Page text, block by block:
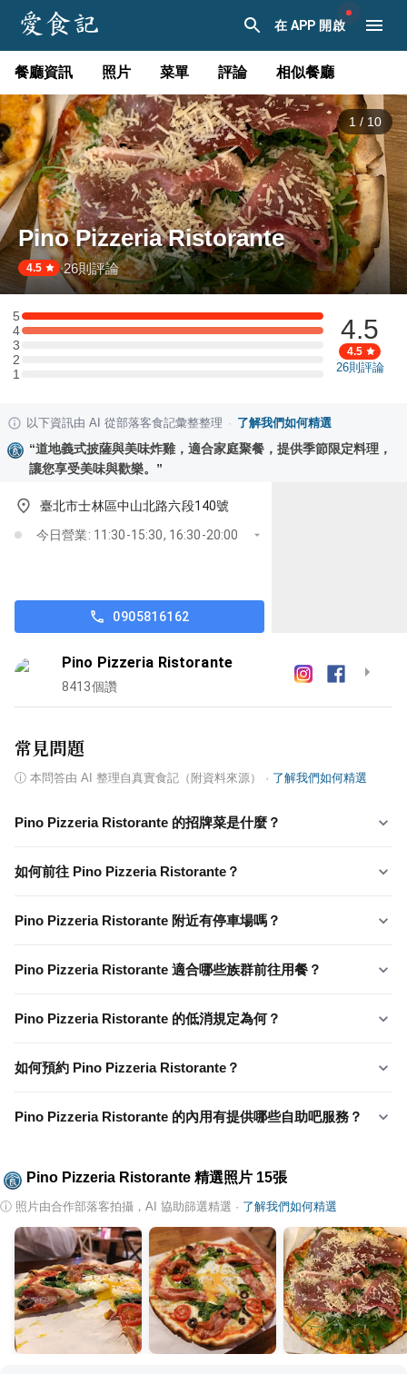
在 APP 開啟
餐廳資訊 照片 菜單 評論 相似餐廳
1 / 10
Pino Pizzeria Ristorante
4.5 ·26則評論
5
5 星：2 則評論
4
4 星：2 則評論
3
3 星：0 則評論
2
2 星：0 則評論
11 星：0 則評論
4.5
4.5
26則評論
以下資訊由 AI 從部落客食記彙整整理 · 了解我們如何精選
“道地義式披薩與美味炸雞，適合家庭聚餐，提供季節限定料理，
讓您享受美味與歡樂。 ”
臺北市士林區中山北路六段140號
今日營業: 11:30-15:30, 16:30-20:00
0905816162
Pino Pizzeria Ristorante
8413個讚
常見問題
ⓘ 本問答由 AI 整理自真實食記（附資料來源） · 了解我們如何精選
Pino Pizzeria Ristorante 的招牌菜是什麼？
如何前往 Pino Pizzeria Ristorante？
Pino Pizzeria Ristorante 附近有停車場嗎？
Pino Pizzeria Ristorante 適合哪些族群前往用餐？
Pino Pizzeria Ristorante 的低消規定為何？
如何預約 Pino Pizzeria Ristorante？
Pino Pizzeria Ristorante 的內用有提供哪些自助吧服務？
Pino Pizzeria Ristorante 精選照片 15張
ⓘ 照片由合作部落客拍攝，AI 協助篩選精選 · 了解我們如何精選